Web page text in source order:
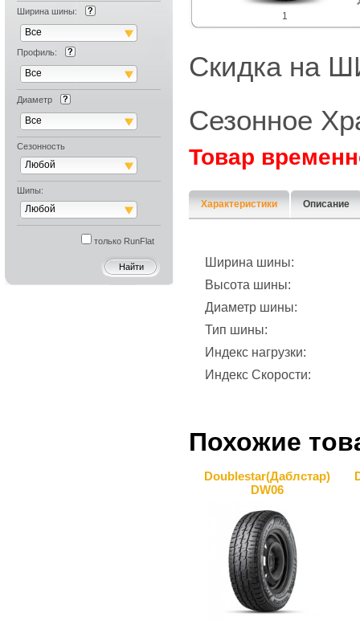
Ширина шины:
Все
Профиль:
Все
Диаметр
Все
Сезонность
Любой
Шипы:
Любой
только RunFlat
1
Скидка на
Сезонное
Товар
Характеристики Описание
Ширина шины:
Высота шины:
Диаметр шины:
Тип шины:
Индекс нагрузки:
Индекс Скорости:
Похожие
Doublestar(Даблcтар)
DW06